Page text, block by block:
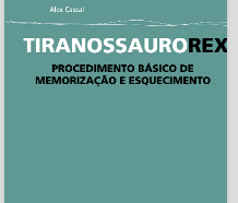
Alex Cassal